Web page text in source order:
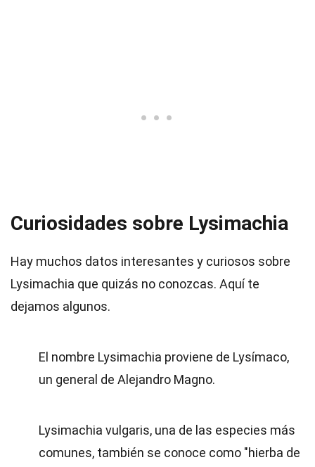
Curiosidades sobre Lysimachia
Hay muchos datos interesantes y curiosos sobre
Lysimachia que quizás no conozcas. Aquí te
dejamos algunos.
El nombre Lysimachia proviene de Lysímaco,
un general de Alejandro Magno.
Lysimachia vulgaris, una de las especies más
comunes, también se conoce como "hierba de